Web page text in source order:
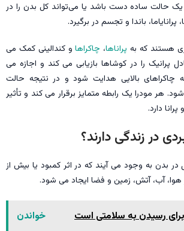
یک حالت ساده دست باشد یا می‌تواند کل بدن را در
باندا و تجسم در برگیرد.
هستند که به پراناها، چاکراهاو کندالینی کمک می
پرانیک را در کوشاها بازیابی می کند و اجازه می
چاکراهای بالایی هدایت شود و در نتیجه حالت
هر مودرا یک رابطه متمایز برقرار می کند و تأثیر
دارد.
در زندگی دارند؟
در بدن به وجود می آیند که در اثر کمبود یا بیش از
آب، آتش، زمین و فضا ایجاد می شود.
خواندن رسیدن به سلامتی است